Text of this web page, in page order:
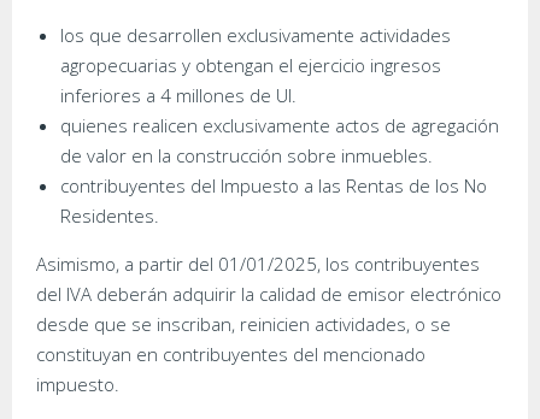
los que desarrollen exclusivamente actividades
agropecuarias y obtengan el ejercicio ingresos
inferiores a 4 millones de UI.
quienes realicen exclusivamente actos de agregación
de valor en la construcción sobre inmuebles.
contribuyentes del Impuesto a las Rentas de los No
Residentes.
Asimismo, a partir del 01/01/2025, los contribuyentes
del IVA deberán adquirir la calidad de emisor electrónico
desde que se inscriban, reinicien actividades, o se
constituyan en contribuyentes del mencionado
impuesto.